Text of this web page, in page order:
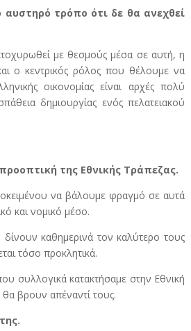
τρόπο ότι δε θα ανεχθεί
με θεσμούς μέσα σε αυτή, η
ο κεντρικός ρόλος που θέλουμε να
οικονομίας είναι αρχές πολύ
δημιουργίας ενός πελατειακού
της Εθνικής Τράπεζας.
να βάλουμε φραγμό σε αυτά
και νομικό μέσο.
καθημερινά τον καλύτερο τους
τόσο προκλητικά.
συλλογικά κατακτήσαμε στην Εθνική
βρουν απέναντί τους.